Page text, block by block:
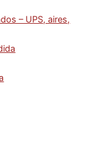
– UPS, aires,